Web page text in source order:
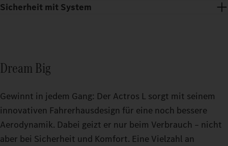
Sicherheit mit System
Dream Big
Gewinnt in jedem Gang: Der Actros L sorgt mit seinem
innovativen Fahrerhausdesign für eine noch bessere
Aerodynamik. Dabei geizt er nur beim Verbrauch – nicht
aber bei Sicherheit und Komfort. Eine Vielzahl an